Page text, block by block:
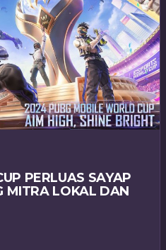
PERLUAS SAYAP
MITRA LOKAL DAN